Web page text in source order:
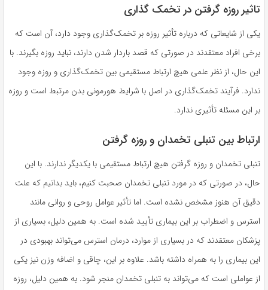
تاثیر روزه گرفتن در تخمک گذاری
یکی از شایعاتی که درباره تأثیر روزه بر تخمک‌گذاری وجود دارد، آن است که
برخی افراد معتقدند در صورتی که قصد باردار شدن دارند، نباید روزه بگیرند. با
این حال، از نظر علمی هیچ ارتباط مستقیمی بین تخمک‌گذاری و روزه وجود
ندارد. فرآیند تخمک‌گذاری در اصل با شرایط هورمونی بدن مرتبط است و روزه
بر این مسئله تأثیری ندارد.
ارتباط بین تنبلی تخمدان و روزه گرفتن
تنبلی تخمدان و روزه گرفتن هیچ ارتباط مستقیمی با یکدیگر ندارند. با این
حال، در صورتی که در مورد تنبلی تخمدان صحبت کنیم، باید بدانیم که علت
دقیق آن هنوز مشخص نشده است. اما تأثیر عوامل روحی و روانی مانند
استرس و اضطراب بر این بیماری تأیید شده است. به همین دلیل، بسیاری از
پزشکان معتقدند که در بسیاری از موارد، درمان استرس می‌تواند بهبودی در
این بیماری را به همراه داشته باشد. علاوه بر این، چاقی و اضافه وزن نیز یکی
از عواملی است که می‌تواند به تنبلی تخمدان منجر شود. به همین دلیل، روزه